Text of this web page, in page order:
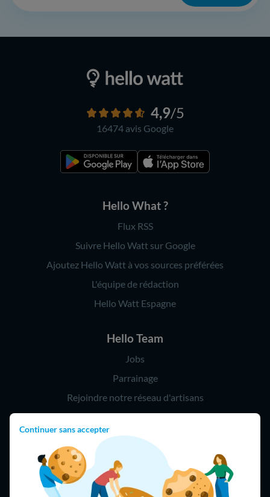
Continuer sans accepter
4,9/5
16474 avis Google
Hello What ?
Flux RSS
Suivre Hello Watt sur Google
Ajoutez Hello Watt à vos sources préférées
L'équipe de rédaction
Hello Watt Espagne
Hello Team
Jobs
Parrainage
Rejoindre notre réseau d'artisans
Hello !
09 75 18 60 60
(8h-21h)
75018 Paris